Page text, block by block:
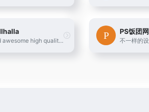
Find awesome high quality wallpapers for desktop and mobile in one place.
PS饭团网